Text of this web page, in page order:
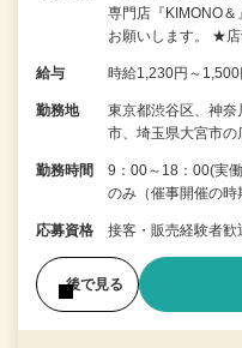
専門店『KIMONO
お願いします。 ★
給与 時給1,230円～1,500
勤務地
東京都渋谷区、神
市、埼玉県大宮市
勤務時間
9：00～18：00(実
のみ（催事開催の時
応募資格 接客・販売経験者歓
後で見る